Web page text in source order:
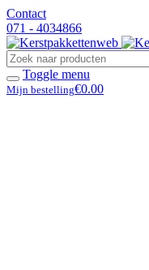
Contact
071 - 4034866
Toggle menu
Mijn bestelling€0.00